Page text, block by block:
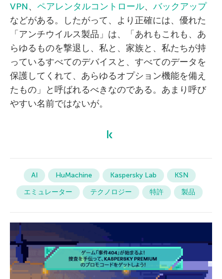
VPN、 ペアレンタルコントロール、 バックアップ
などがある。したがって、より正確には、優れた
「アンチウイルス製品」は、「あれもこれも、あ
らゆるものを撃退し、私と、家族と、私たちが持
っているすべてのデバイスと、すべてのデータを
保護してくれて、あらゆるオプション機能を備え
たもの」と呼ばれるべきなのである。あまり呼び
やすい名前ではないが。
AI HuMachine Kaspersky Lab
KSN
エミュレーター
テクノロジー 特許 製品